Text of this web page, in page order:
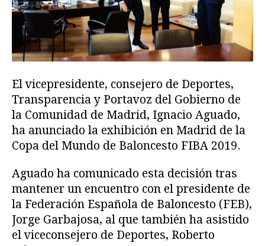
El vicepresidente, consejero de Deportes,
Transparencia y Portavoz del Gobierno de
la Comunidad de Madrid, Ignacio Aguado,
ha anunciado la exhibición en Madrid de la
Copa del Mundo de Baloncesto FIBA 2019.
Aguado ha comunicado esta decisión tras
mantener un encuentro con el presidente de
la Federación Española de Baloncesto (FEB),
Jorge Garbajosa, al que también ha asistido
el viceconsejero de Deportes, Roberto